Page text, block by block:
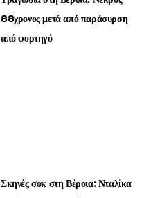
88χρονος μετά από παράσυρση
από φορτηγό
Σκηνές σοκ στη Βέροια: Νταλίκα